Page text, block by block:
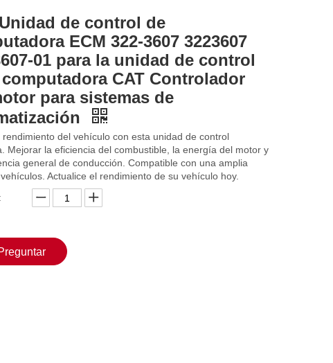
de control de
ECM 322-3607 3223607
01 para la unidad de control
CAT Controlador
para sistemas de
rendimiento del vehículo con esta unidad de control
Mejorar la eficiencia del combustible, la energía del motor y
general de conducción. Compatible con una amplia
Actualice el rendimiento de su vehículo hoy.